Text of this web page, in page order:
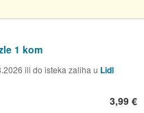
1 kom
ili do isteka zaliha u Lidl
3,99 €